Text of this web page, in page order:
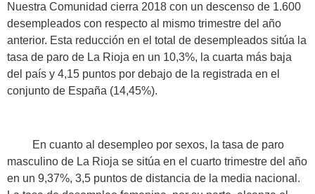
Nuestra Comunidad cierra 2018 con un descenso de 1.600
desempleados con respecto al mismo trimestre del año
anterior. Esta reducción en el total de desempleados sitúa la
tasa de paro de La Rioja en un 10,3%, la cuarta más baja
del país y 4,15 puntos por debajo de la registrada en el
conjunto de España (14,45%).
En cuanto al desempleo por sexos, la tasa de paro
masculino de La Rioja se sitúa en el cuarto trimestre del año
en un 9,37%, 3,5 puntos de distancia de la media nacional.